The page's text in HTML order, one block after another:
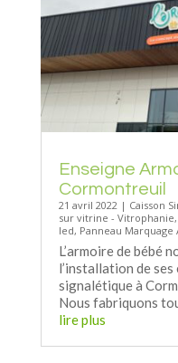
Enseigne
Cormontreuil
21 avril 2022| Caisson
sur vitrine - Vitrophanie,
led, Panneau Marquage
L’armoire de bébé
l’installation de
signalétique à
Nous fabriquons
lire plus